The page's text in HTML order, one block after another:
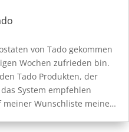
von Tado gekommen
Wochen zufrieden bin.
Tado Produkten, der
System empfehlen
meiner Wunschliste meine…